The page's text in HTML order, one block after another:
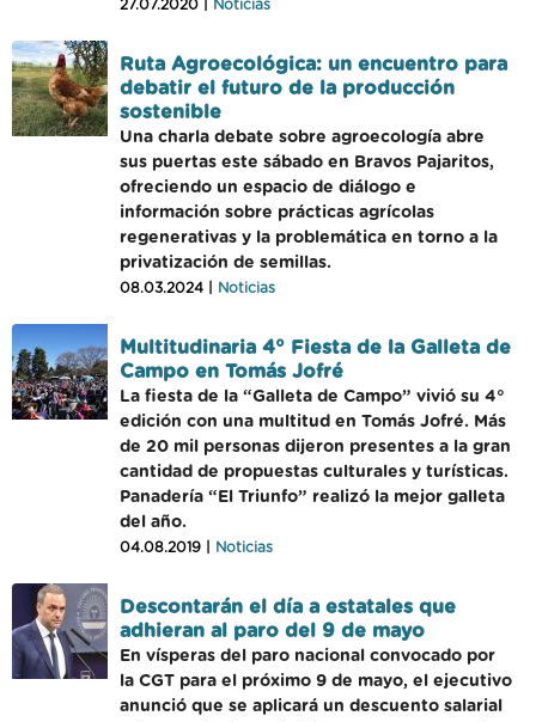
27.07.2020 | Noticias
Ruta Agroecológica: un encuentro para
debatir el futuro de la producción
sostenible
Una charla debate sobre agroecología abre
sus puertas este sábado en Bravos Pajaritos,
ofreciendo un espacio de diálogo e
información sobre prácticas agrícolas
regenerativas y la problemática en torno a la
privatización de semillas.
08.03.2024 | Noticias
Multitudinaria 4° Fiesta de la Galleta de
Campo en Tomás Jofré
La fiesta de la “Galleta de Campo” vivió su 4°
edición con una multitud en Tomás Jofré. Más
de 20 mil personas dijeron presentes a la gran
cantidad de propuestas culturales y turísticas.
Panadería “El Triunfo” realizó la mejor galleta
del año.
04.08.2019 | Noticias
Descontarán el día a estatales que
adhieran al paro del 9 de mayo
En vísperas del paro nacional convocado por
la CGT para el próximo 9 de mayo, el ejecutivo
anunció que se aplicará un descuento salarial